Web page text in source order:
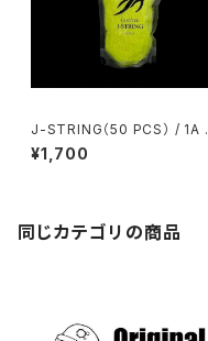
J-STRING（50 PCS） / 1A
YLE（Yellow）
¥1,700
同じカテゴリの商品